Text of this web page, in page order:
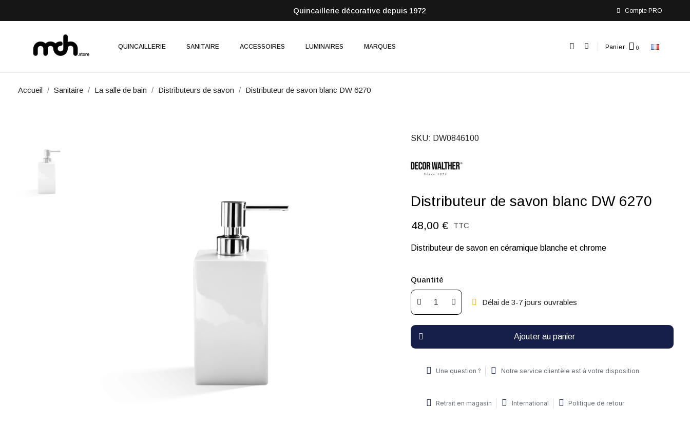
Quincaillerie décorative depuis 1972 Compte PRO
QUINCAILLERIE SANITAIRE ACCESSOIRES LUMINAIRES MARQUES Panier
Accueil Sanitaire La salle de bain Distributeurs de savon Distributeur de savon blanc DW 6270
SKU DW0846100
Distributeur de savon blanc DW 6270
48,00 € TTC
Distributeur de savon en céramique blanche et chrome
Quantité
Délai de 3-7 jours ouvrables
Ajouter au panier
Une question ? Notre service clientèle est à votre disposition
Retrait en magasin International Politique de retour